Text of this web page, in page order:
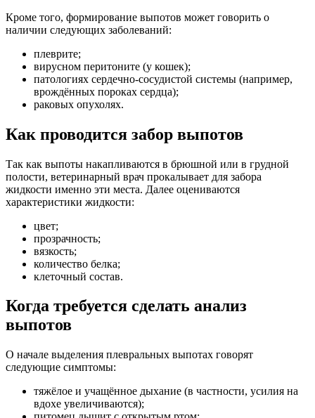
Кроме того, формирование выпотов может говорить о
наличии следующих заболеваний:
плеврите;
вирусном перитоните (у кошек);
патологиях сердечно-сосудистой системы (например,
врождённых пороках сердца);
раковых опухолях.
Как проводится забор выпотов
Так как выпоты накапливаются в брюшной или в грудной
полости, ветеринарный врач прокалывает для забора
жидкости именно эти места. Далее оцениваются
характеристики жидкости:
цвет;
прозрачность;
вязкость;
количество белка;
клеточный состав.
Когда требуется сделать анализ
выпотов
О начале выделения плевральных выпотах говорят
следующие симптомы:
тяжёлое и учащённое дыхание (в частности, усилия на
вдохе увеличиваются);